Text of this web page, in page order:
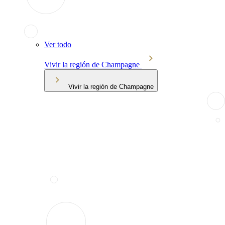
Ver todo
Vivir la región de Champagne
Vivir la región de Champagne